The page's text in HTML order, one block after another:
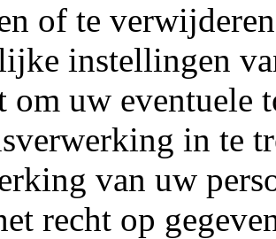
of te
instellingen
om uw eventuele
in te
van uw
recht op